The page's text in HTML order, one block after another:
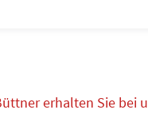
erhalten Sie bei